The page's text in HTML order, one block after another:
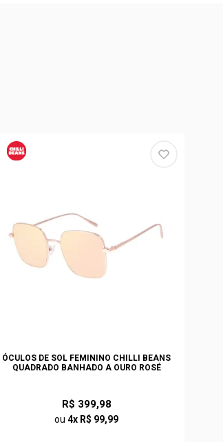
ÓCULOS DE SOL FEMININO CHILLI BEANS
QUADRADO BANHADO A OURO ROSÉ
R$ 399,98
ou4x R$ 99,99